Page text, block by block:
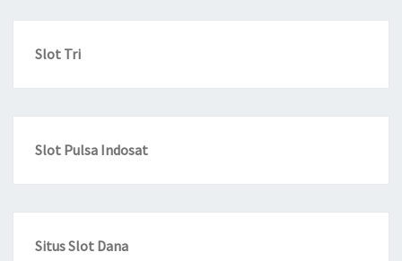
Slot Tri
Slot Pulsa Indosat
Situs Slot Dana